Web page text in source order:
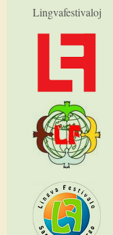
Lingvafestivaloj